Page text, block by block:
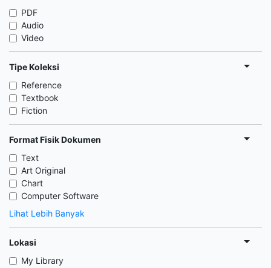
PDF
Audio
Video
Tipe Koleksi
Reference
Textbook
Fiction
Format Fisik Dokumen
Text
Art Original
Chart
Computer Software
Lihat Lebih Banyak
Lokasi
My Library